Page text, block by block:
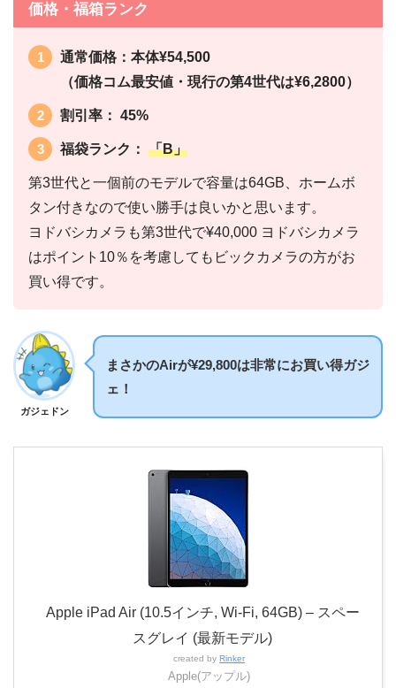
価格・福箱ランク
通常価格：本体¥54,500
（価格コム最安値・現行の第4世代は¥6,2800）
割引率： 45%
福袋ランク：「B」
第3世代と一個前のモデルで容量は64GB、ホームボ
タン付きなので使い勝手は良いかと思います。
ヨドバシカメラも第3世代で¥40,000 ヨドバシカメラ
はポイント10％を考慮してもビックカメラの方がお
買い得です。
ガジェドン
まさかのAirが¥29,800は非常にお買い得ガジ
ェ！
Apple iPad Air (10.5インチ, Wi-Fi, 64GB) – スペー
スグレイ (最新モデル)
created by Rinker
Apple(アップル)